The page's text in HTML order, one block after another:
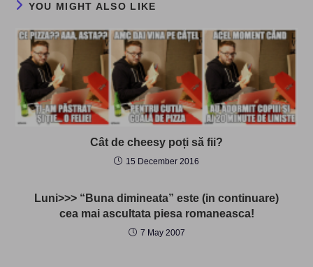
YOU MIGHT ALSO LIKE
Cât de cheesy poți să fii?
15 December 2016
Luni>>> “Buna dimineata” este (in continuare)
cea mai ascultata piesa romaneasca!
7 May 2007